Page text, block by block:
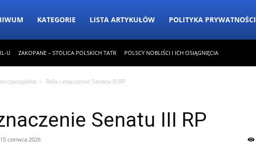
KATEGORIE LISTA ARTYKUŁÓW POLITYKA PRYWATNOŚCI
U ZAKOPANE – STOLICA POLSKICH TATR POLSCY NOBLIŚCI I ICH OSIĄGNIĘCIA
Rola i znaczenie Senatu III RP
Senatu III RP
15 czerwca 2026